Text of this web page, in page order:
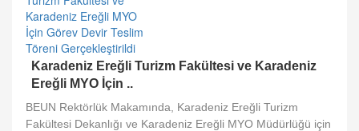
Karadeniz Ereğli Turizm Fakültesi ve Karadeniz
Ereğli MYO İçin ..
BEUN Rektörlük Makamında, Karadeniz Ereğli Turizm
Fakültesi Dekanlığı ve Karadeniz Ereğli MYO Müdürlüğü için